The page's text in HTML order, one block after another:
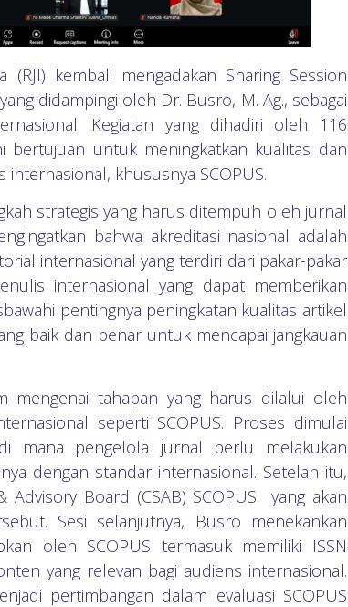
kembali mengadakan Sharing Session
didampingi oleh Dr. Busro, M. Ag., sebagai
Kegiatan yang dihadiri oleh 116
bertujuan untuk meningkatkan kualitas dan
khususnya SCOPUS.
strategis yang harus ditempuh oleh jurnal
bahwa akreditasi nasional adalah
internasional yang terdiri dari pakar-pakar
internasional yang dapat memberikan
pentingnya peningkatan kualitas artikel
baik dan benar untuk mencapai jangkauan
mengenai tahapan yang harus dilalui oleh
seperti SCOPUS. Proses dimulai
mana pengelola jurnal perlu melakukan
dengan standar internasional. Setelah itu,
Board (CSAB) SCOPUS yang akan
Sesi selanjutnya, Busro menekankan
oleh SCOPUS termasuk memiliki ISSN
yang relevan bagi audiens internasional.
pertimbangan dalam evaluasi SCOPUS